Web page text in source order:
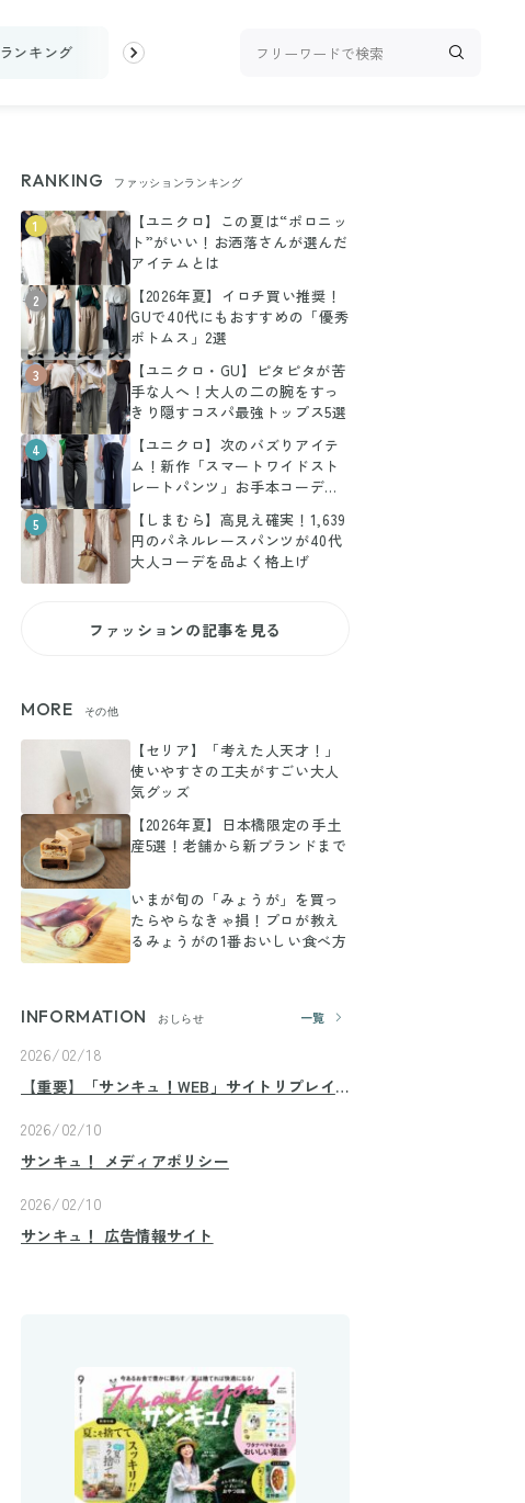
ランキング お金 収納・片付け ビューティ 100均・
RANKING ファッションランキング
1
【ユニクロ】この夏は“ポロニッ
ト”がいい！お洒落さんが選んだ
アイテムとは
2
【2026年夏】イロチ買い推奨！
GUで40代にもおすすめの「優秀
ボトムス」2選
3
【ユニクロ・GU】ピタピタが苦
手な人へ！大人の二の腕をすっ
きり隠すコスパ最強トップス5選
4
【ユニクロ】次のバズりアイテ
ム！新作「スマートワイドスト
レートパンツ」お手本コーデま
5
【しまむら】高見え確実！1,639
円のパネルレースパンツが40代
大人コーデを品よく格上げ
ファッションの記事を見る
MORE その他
【セリア】「考えた人天才！」
使いやすさの工夫がすごい大人
気グッズ
【2026年夏】日本橋限定の手土
産5選！老舗から新ブランドまで
いまが旬の「みょうが」を買っ
たらやらなきゃ損！プロが教え
るみょうがの1番おいしい食べ方
INFORMATION おしらせ 一覧
2026/02/18
【重要】「サンキュ！WEB」サイトリプレイ
2026/02/10
サンキュ！ メディアポリシー
2026/02/10
サンキュ！ 広告情報サイト